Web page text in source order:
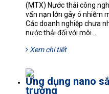
(MTX) Nước thải công
vấn nạn lớn gây ô nhiễm
Các doanh nghiệp chưa
nước thải đối với môi...
Xem chi tiết
Ứng dụng nano
trường